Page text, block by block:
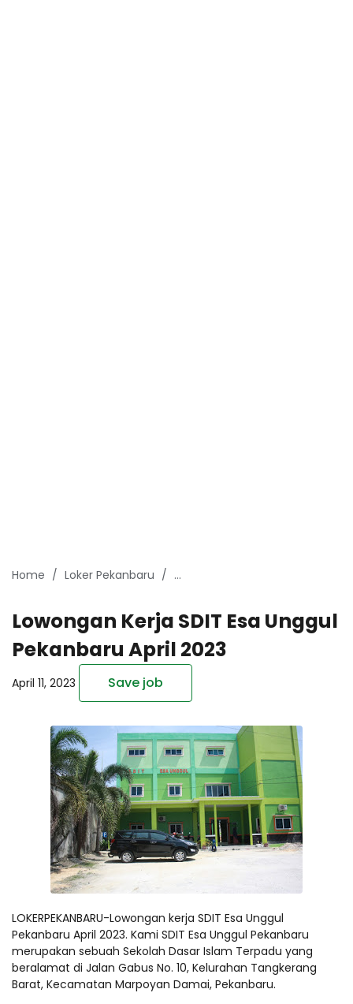
Home Loker Pekanbaru lowongan kerja pekanbaru April
Lowongan Kerja SDIT Esa Unggul
Pekanbaru April 2023
April 11, 2023 Save job
LOKERPEKANBARU-Lowongan kerja SDIT Esa Unggul
Pekanbaru April 2023. Kami SDIT Esa Unggul Pekanbaru
merupakan sebuah Sekolah Dasar Islam Terpadu yang
beralamat di Jalan Gabus No. 10, Kelurahan Tangkerang
Barat, Kecamatan Marpoyan Damai, Pekanbaru.